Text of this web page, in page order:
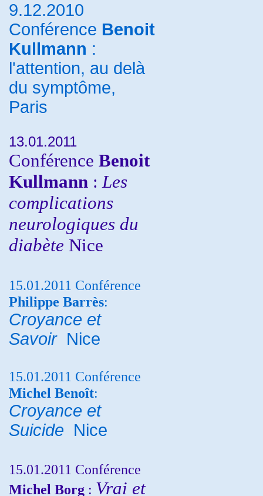
9.12.2010
Conférence Benoit
Kullmann :
l'attention, au delà
du symptôme,
Paris
13.01.2011
Conférence Benoit
Kullmann : Les
complications
neurologiques du
diabète Nice
15.01.2011 Conférence
Philippe Barrès:
Croyance et
Savoir Nice
15.01.2011 Conférence
Michel Benoît:
Croyance et
Suicide Nice
15.01.2011 Conférence
Michel Borg : Vrai et